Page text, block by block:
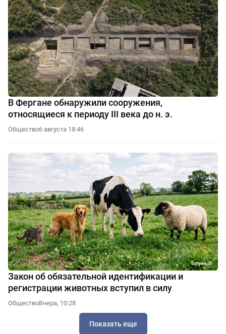
В Фергане обнаружили сооружения,
относящиеся к периоду III века до н. э.
Общество6 августа 18:46
Закон об обязательной идентификации и
регистрации животных вступил в силу
ОбществоВчера, 10:28
Показать еще